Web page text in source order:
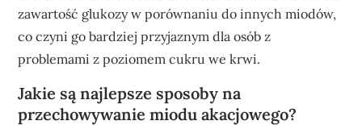
zawartość glukozy w porównaniu do innych miodów,
co czyni go bardziej przyjaznym dla osób z
problemami z poziomem cukru we krwi.
Jakie są najlepsze sposoby na
przechowywanie miodu akacjowego?